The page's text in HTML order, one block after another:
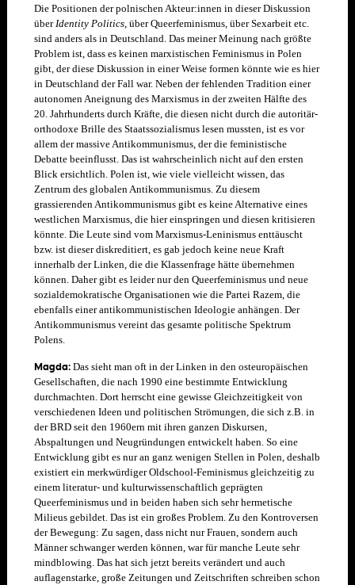
Die Positionen der polnischen Akteur:innen in dieser Diskussion
überIdentity Politics, über Queerfeminismus, über Sexarbeit etc.
sind anders als in Deutschland. Das meiner Meinung nach größte
Problem ist, dass es keinen marxistischen Feminismus in Polen
gibt, der diese Diskussion in einer Weise formen könnte wie es hier
in Deutschland der Fall war. Neben der fehlenden Tradition einer
autonomen Aneignung des Marxismus in der zweiten Hälfte des
20. Jahrhunderts durch Kräfte, die diesen nicht durch die autoritär-
orthodoxe Brille des Staatssozialismus lesen mussten, ist es vor
allem der massive Antikommunismus, der die feministische
Debatte beeinflusst. Das ist wahrscheinlich nicht auf den ersten
Blick ersichtlich. Polen ist, wie viele vielleicht wissen, das
Zentrum des globalen Antikommunismus. Zu diesem
grassierenden Antikommunismus gibt es keine Alternative eines
westlichen Marxismus, die hier einspringen und diesen kritisieren
könnte. Die Leute sind vom Marxismus-Leninismus enttäuscht
bzw. ist dieser diskreditiert, es gab jedoch keine neue Kraft
innerhalb der Linken, die die Klassenfrage hätte übernehmen
können.Daher gibt es leider nur den Queerfeminismus und neue
sozialdemokratische Organisationen wie die Partei Razem, die
ebenfalls einer antikommunistischen Ideologie anhängen. Der
Antikommunismus vereint das gesamte politische Spektrum
Polens.
Magda: Das sieht man oft in der Linken in den osteuropäischen
Gesellschaften, die nach 1990 eine bestimmte Entwicklung
durchmachten. Dort herrscht eine gewisse Gleichzeitigkeit von
verschiedenen Ideen und politischen Strömungen, die sich z.B. in
der BRD seit den 1960ern mit ihren ganzen Diskursen,
Abspaltungen und Neugründungen entwickelt haben. So eine
Entwicklung gibt es nur an ganz wenigen Stellen in Polen, deshalb
existiert ein merkwürdiger Oldschool-Feminismus gleichzeitig zu
einem literatur- und kulturwissenschaftlich geprägten
Queerfeminismus und in beiden haben sich sehr hermetische
Milieus gebildet. Das ist ein großes Problem. Zu den Kontroversen
der Bewegung: Zu sagen, dass nicht nur Frauen, sondern auch
Männer schwanger werden können, war für manche Leute sehr
mindblowing. Das hat sich jetzt bereits verändert und auch
auflagenstarke, große Zeitungen und Zeitschriften schreiben schon